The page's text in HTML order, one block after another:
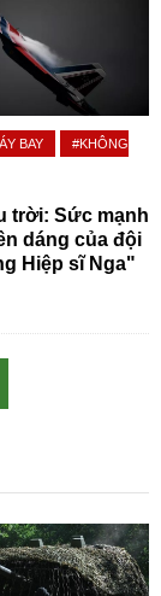
BAY
#KHÔNG
trời: Sức mạnh
dáng của đội
Hiệp sĩ Nga"